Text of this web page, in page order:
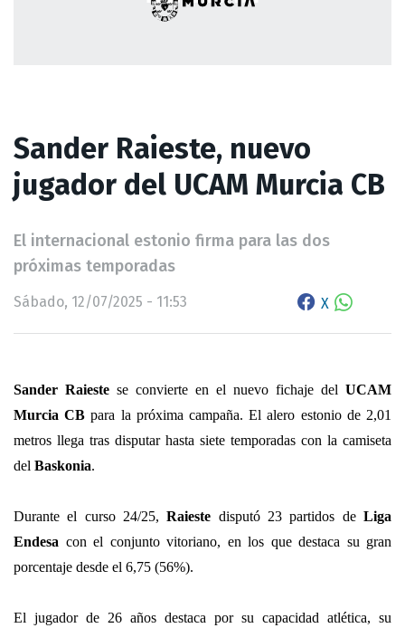
Sander Raieste, nuevo
jugador del UCAM Murcia CB
El internacional estonio firma para las dos
próximas temporadas
Sábado, 12/07/2025 - 11:53 X
Sander Raieste se convierte en el nuevo fichaje del UCAM
Murcia CB para la próxima campaña. El alero estonio de 2,01
metros llega tras disputar hasta siete temporadas con la camiseta
del Baskonia.
Durante el curso 24/25, Raieste disputó 23 partidos de Liga
Endesa con el conjunto vitoriano, en los que destaca su gran
porcentaje desde el 6,75 (56%).
El jugador de 26 años destaca por su capacidad atlética, su